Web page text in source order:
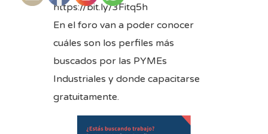
https://bit.ly/3Fitq5h
En el foro van a poder conocer
cuáles son los perfiles más
buscados por las PYMEs
Industriales y donde capacitarse
gratuitamente.